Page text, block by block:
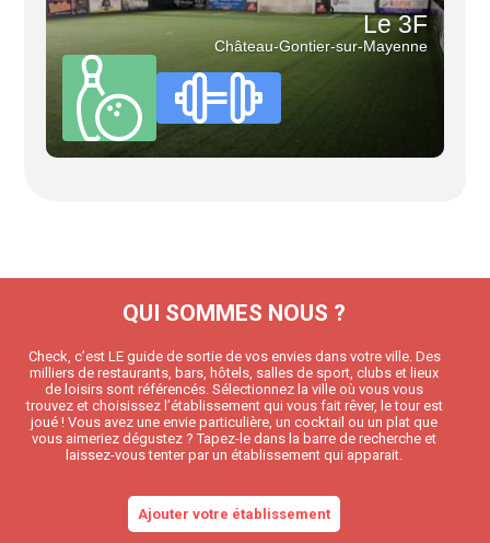
Le 3F
Château-Gontier-sur-Mayenne
QUI SOMMES NOUS ?
Check, c’est LE guide de sortie de vos envies dans votre ville. Des
milliers de restaurants, bars, hôtels, salles de sport, clubs et lieux
de loisirs sont référencés. Sélectionnez la ville où vous vous
trouvez et choisissez l’établissement qui vous fait rêver, le tour est
joué ! Vous avez une envie particulière, un cocktail ou un plat que
vous aimeriez dégustez ? Tapez-le dans la barre de recherche et
laissez-vous tenter par un établissement qui apparait.
Ajouter votre établissement